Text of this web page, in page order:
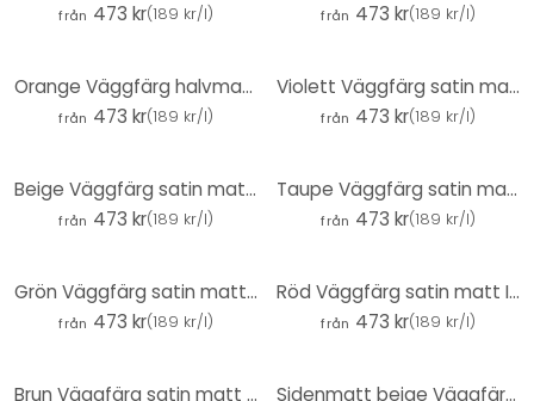
från 473 kr(189 kr/l) från 473 kr(189 kr/l)
Orange Väggfärg halvmatt I Pretty Pumpkin | energiskt inspirerande | THE COLOR KITCHEN
från 473 kr(189 kr/l)
Violett Väggfärg satin matt I Feminin Fig | vitaliserande rumskaraktär | THE COLOR KITCHEN
från 473 kr(189 kr/l)
Beige Väggfärg satin matt I Muscat Wine | Rumsbildande och lugnande | THE COLOR KITCHEN
från 473 kr(189 kr/l)
Taupe Väggfärg satin matt I Aesthetic Ajwain | Skapa en atmosfär av diskret elegans | THE COLOR KITC
från 473 kr(189 kr/l)
Grön Väggfärg satin matt I Specific Spirulina | Skapa harmoni i ett rum | THE COLOR KITCHEN
från 473 kr(189 kr/l)
Röd Väggfärg satin matt I Rödaktig kastanj | passionerad och full av energi | THE COLOR KITCHEN
från 473 kr(189 kr/l)
Brun Väggfärg satin matt I Passionsfrukt | skapa en mysig och lugn rumsatmosfär| THE COLOR KITCHEN Sidenmatt beige Väggfärg I Chalky Chickpeas | Rumsöppnande och lugnande | THE COLOR KITCHEN